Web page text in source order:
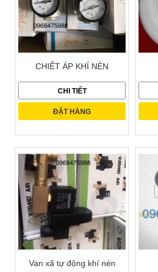
CHIẾT ÁP KHÍ NÉN
CHI TIẾT
ĐẶT HÀNG
Van xã tự động khí nén